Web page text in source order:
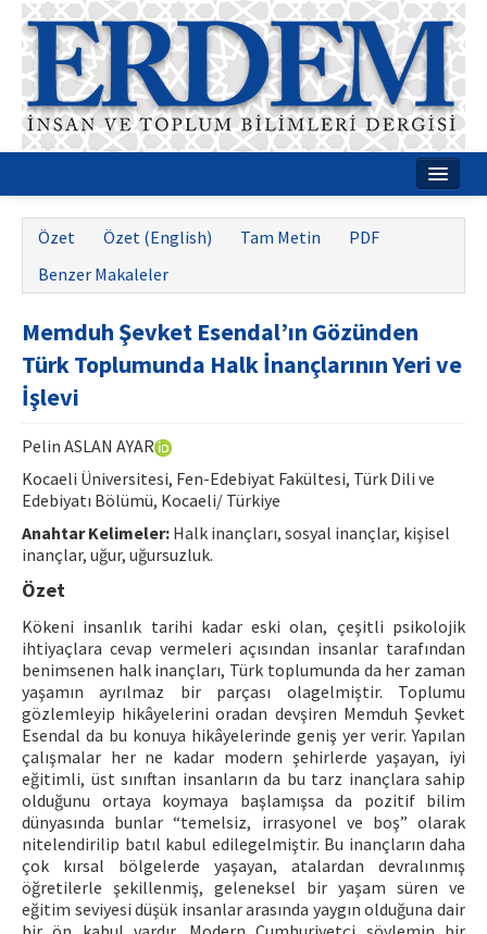
Dergi Kurulları
Rehberler
Yayın Politikaları
İletişim
ISSN: 1010-867X · e-ISSN: 2667-8713
Özet Özet (English) Tam Metin
PDF
Benzer Makaleler
Memduh Şevket Esendal’ın Gözünden
Türk Toplumunda Halk İnançlarının Yeri ve
İşlevi
Pelin ASLAN AYAR
Kocaeli Üniversitesi, Fen-Edebiyat Fakültesi, Türk Dili ve
Edebiyatı Bölümü, Kocaeli/ Türkiye
Anahtar Kelimeler: Halk inançları, sosyal inançlar, kişisel
inançlar, uğur, uğursuzluk.
Özet
Kökeni insanlık tarihi kadar eski olan, çeşitli psikolojik
ihtiyaçlara cevap vermeleri açısından insanlar tarafından
benimsenen halk inançları, Türk toplumunda da her zaman
yaşamın ayrılmaz bir parçası olagelmiştir. Toplumu
gözlemleyip hikâyelerini oradan devşiren Memduh Şevket
Esendal da bu konuya hikâyelerinde geniş yer verir. Yapılan
çalışmalar her ne kadar modern şehirlerde yaşayan, iyi
eğitimli, üst sınıftan insanların da bu tarz inançlara sahip
olduğunu ortaya koymaya başlamışsa da pozitif bilim
dünyasında bunlar “temelsiz, irrasyonel ve boş” olarak
nitelendirilip batıl kabul edilegelmiştir. Bu inançların daha
çok kırsal bölgelerde yaşayan, atalardan devralınmış
öğretilerle şekillenmiş, geleneksel bir yaşam süren ve
eğitim seviyesi düşük insanlar arasında yaygın olduğuna dair